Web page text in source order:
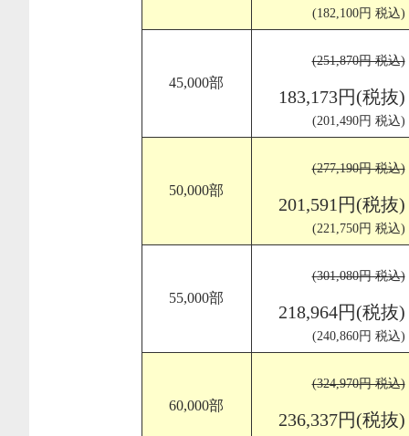
(182,100円 税込)
45,000部
(251,870円 税込)
183,173円(税抜)
(201,490円 税込)
50,000部
(277,190円 税込)
201,591円(税抜)
(221,750円 税込)
55,000部
(301,080円 税込)
218,964円(税抜)
(240,860円 税込)
60,000部
(324,970円 税込)
236,337円(税抜)